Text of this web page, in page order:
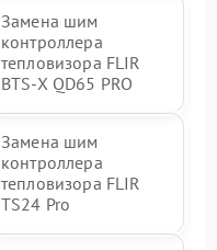
Замена шим
контроллера
тепловизора FLIR
BTS-X QD65 PRO
Замена шим
контроллера
тепловизора FLIR
TS24 Pro